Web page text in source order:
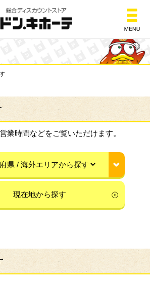
総合ディスカウント
業時間などをご覧いただけます。
現在地から探す